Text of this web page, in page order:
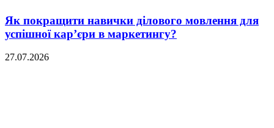
Як покращити навички ділового мовлення для
успішної кар’єри в маркетингу?
27.07.2026